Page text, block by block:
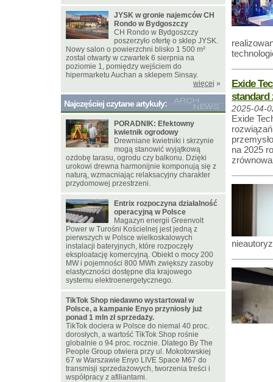
Exide
standard
2025-04-
Exide
na 2025
JYSK w gronie najemców CH
Rondo w Bydgoszczy
CH Rondo w Bydgoszczy
poszerzyło ofertę o sklep JYSK.
Nowy salon o powierzchni blisko 1 500 m²
został otwarty w czwartek 6 sierpnia na
poziomie 1, pomiędzy wejściem do
hipermarketu Auchan a sklepem Sinsay.
więcej »
Najczęściej czytane artykuły:
PORADNIK: Efektowny
kwietnik ogrodowy
Drewniane kwietniki i skrzynie
mogą stanowić wyjątkową
ozdobę tarasu, ogrodu czy balkonu. Dzięki
urokowi drewna harmonijnie komponują się z
naturą, wzmacniając relaksacyjny charakter
przydomowej przestrzeni.
Entrix rozpoczyna działalność
operacyjną w Polsce
Magazyn energii Greenvolt
Power w Turośni Kościelnej jest jedną z
pierwszych w Polsce wielkoskalowych
instalacji bateryjnych, które rozpoczęły
eksploatację komercyjną. Obiekt o mocy 200
MW i pojemności 800 MWh zwiększy zasoby
elastyczności dostępne dla krajowego
systemu elektroenergetycznego.
TikTok Shop niedawno wystartował w
Polsce, a kampanie Enyo przyniosły już
ponad 1 mln zł sprzedaży.
TikTok dociera w Polsce do niemal 40 proc.
dorosłych, a wartość TikTok Shop rośnie
globalnie o 94 proc. rocznie. Dlatego By The
People Group otwiera przy ul. Mokotowskiej
67 w Warszawie Enyo LIVE Space M67 do
transmisji sprzedażowych, tworzenia treści i
współpracy z afiliantami.